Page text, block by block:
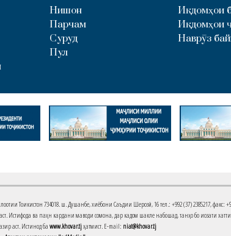
Нишон
Парчам
Суруд
Пул
Иқдомҳои
Иқдомҳои
Наврӯз
Тоҷикистон 734018. ш. Душанбе, хиёбони Саъдии Шерозӣ, 16 тел.: +992 (37) 2385217, факс:
Истифода ва паҳн кардани маводи сомона, дар кадом шакле набошад, танҳо бо иҷозати
аст. Истинод баwww.khovar.tjҳатмист. E-mail: niat@khovar.tj